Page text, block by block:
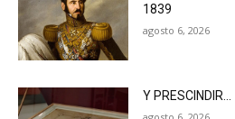
1839
agosto 6, 2026
Y PRESCINDIR…